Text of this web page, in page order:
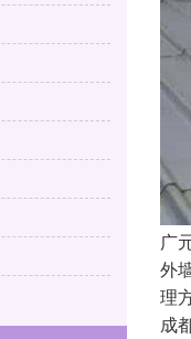
广
外
理
成